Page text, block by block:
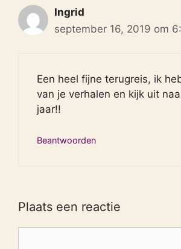
Ingrid
september 16, 2019 om
Een heel fijne terugreis, ik
van je verhalen en kijk uit
jaar!!
Beantwoorden
Plaats een reactie